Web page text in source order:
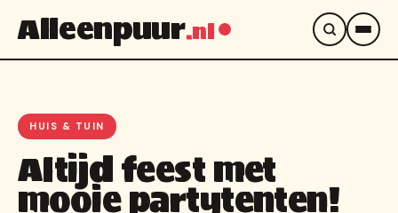
Alleenpuur.nl
HUIS & TUIN
Altijd feest met
mooie partytenten!